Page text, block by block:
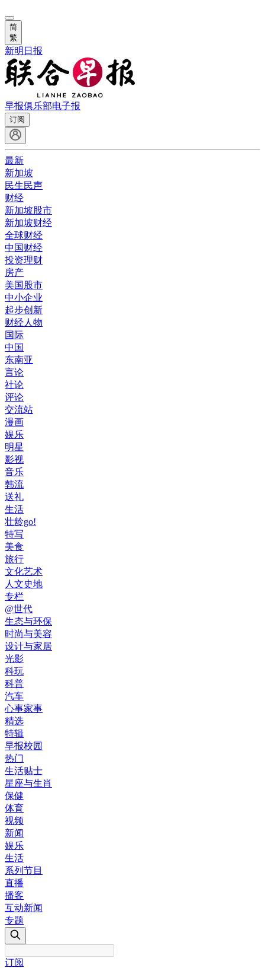
简
繁
新明日报
早报俱乐部电子报
订阅
最新
新加坡
民生民声
财经
新加坡股市
新加坡财经
全球财经
中国财经
投资理财
房产
美国股市
中小企业
起步创新
财经人物
国际
中国
东南亚
言论
社论
评论
交流站
漫画
娱乐
明星
影视
音乐
韩流
送礼
生活
壮龄go!
特写
美食
旅行
文化艺术
人文史地
专栏
@世代
生态与环保
时尚与美容
设计与家居
光影
科玩
科普
汽车
心事家事
精选
特辑
早报校园
热门
生活贴士
星座与生肖
保健
体育
视频
新闻
娱乐
生活
系列节目
直播
播客
互动新闻
专题
订阅